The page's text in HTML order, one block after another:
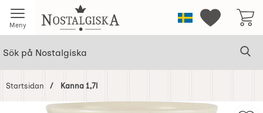
Meny Startsidan för NostalgiskaSverigeMina
Startsidan Kanna 1,7l